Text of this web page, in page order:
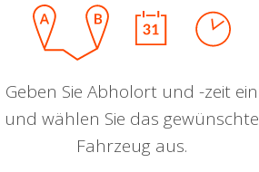
Geben Sie Abholort und -zeit ein
und wählen Sie das gewünschte
Fahrzeug aus.